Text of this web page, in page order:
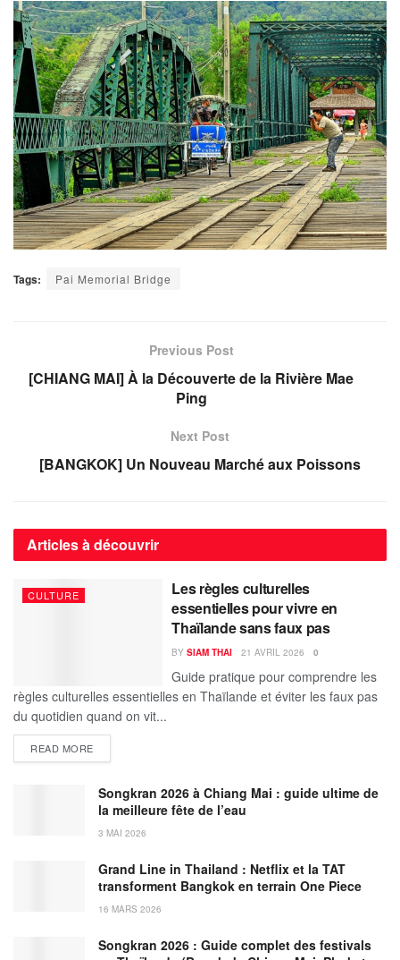
Tags: Pai Memorial Bridge
Previous Post
[CHIANG MAI] À la Découverte de la Rivière Mae
Ping
Next Post
[BANGKOK] Un Nouveau Marché aux Poissons
Articles à découvrir
CULTURE
Les règles culturelles
essentielles pour vivre en
Thaïlande sans faux pas
BY SIAM THAI 21 AVRIL 2026 0
Guide pratique pour comprendre les
règles culturelles essentielles en Thaïlande et éviter les faux pas
du quotidien quand on vit...
READ MOREDETAILS
Songkran 2026 à Chiang Mai : guide ultime de
la meilleure fête de l’eau
3 MAI 2026
Grand Line in Thailand : Netflix et la TAT
transforment Bangkok en terrain One Piece
16 MARS 2026
Songkran 2026 : Guide complet des festivals